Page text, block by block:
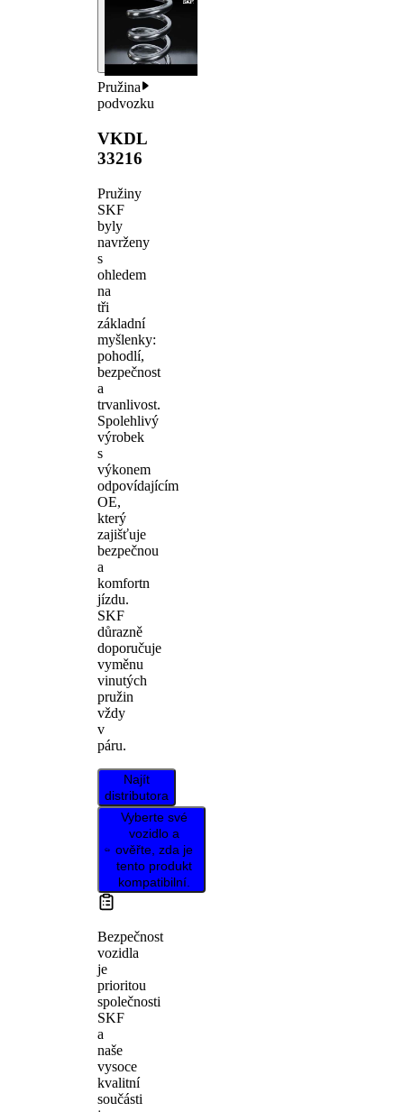
Pružina
podvozku
VKDL
33216
Pružiny
SKF
byly
navrženy
s
ohledem
na
tři
základní
myšlenky:
pohodlí,
bezpečnost
a
trvanlivost.
Spolehlivý
výrobek
s
výkonem
odpovídajícím
OE,
který
zajišťuje
bezpečnou
a
komfortn
jízdu.
SKF
důrazně
doporučuje
vyměnu
vinutých
pružin
vždy
v
páru.
Najít
distributora
Vyberte své
vozidlo a
ověřte, zda je
tento produkt
kompatibilní.
Bezpečnost
vozidla
je
prioritou
společnosti
SKF
a
naše
vysoce
kvalitní
součásti